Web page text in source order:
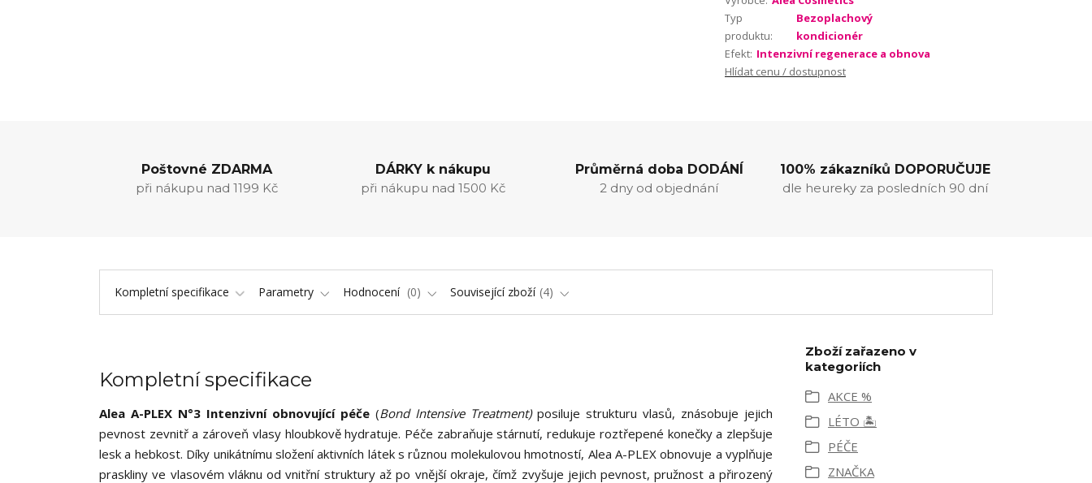
Typ
produktu:
Bezoplachový
kondicionér
Efekt: Intenzivní regenerace a obnova
Hlídat cenu / dostupnost
Poštovné ZDARMA
při nákupu nad 1199 Kč
DÁRKY k nákupu
při nákupu nad 1500 Kč
Průměrná doba DODÁNÍ
2 dny od objednání
100% zákazníků DOPORUČUJE
dle heureky za posledních 90 dní
Kompletní specifikace Parametry Hodnocení 0 Související zboží 4
Kompletní specifikace
Alea A-PLEX N°3 Intenzivní obnovující péče (Bond Intensive Treatment)posiluje strukturu vlasů, znásobuje jejich
pevnost zevnitř a zároveň vlasy hloubkově hydratuje. Péče zabraňuje stárnutí, redukuje roztřepené konečky a zlepšuje
lesk a hebkost. Díky unikátnímu složení aktivních látek s různou molekulovou hmotností, Alea A-PLEX obnovuje a vyplňuje
praskliny ve vlasovém vláknu od vnitřní struktury až po vnější okraje, čímž zvyšuje jejich pevnost, pružnost a přirozený
Zboží zařazeno v
kategoriích
AKCE %
LÉTO 🏝️
PÉČE
ZNAČKA